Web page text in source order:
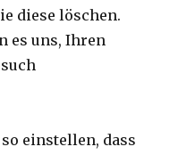
diese löschen.
es uns, Ihren
einstellen, dass